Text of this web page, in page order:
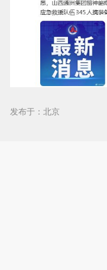
发布于：北京